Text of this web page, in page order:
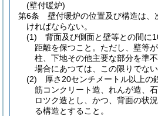
(壁付暖炉)
第6条
壁付暖炉の位置及び構造は、
ければならない。
(1)
背面及び側面と壁等との間に
距離を保つこと。 ただし、壁等
柱、下地その他主要な部分を準
場合にあつては、この限りでない
(2)
厚さ20センチメートル以上の
筋コンクリート造、れんが造、
ロツク造とし、かつ、背面の状
る構造とすること。